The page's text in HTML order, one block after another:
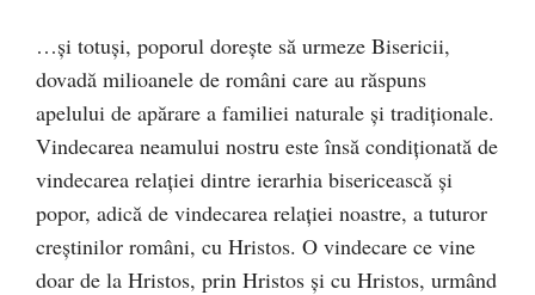
…și totuși, poporul dorește să urmeze Bisericii,
dovadă milioanele de români care au răspuns
apelului de apărare a familiei naturale și tradiționale.
Vindecarea neamului nostru este însă condiționată de
vindecarea relației dintre ierarhia bisericească și
popor, adică de vindecarea relației noastre, a tuturor
creștinilor români, cu Hristos. O vindecare ce vine
doar de la Hristos, prin Hristos și cu Hristos, urmând